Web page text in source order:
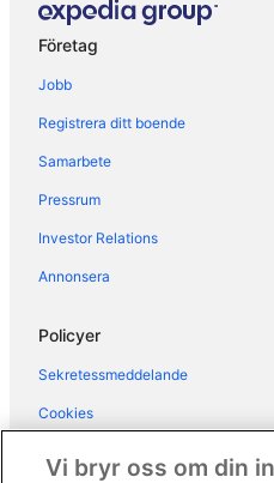
Hotell i närheten av La Cala Golf
B&B i Marbella
Fritidshus i Marbella
Gårdar i Marbella
Vandrarhem i Marbella
Lägenheter i Marbella
Lägenhetshotell i Marbella
Villor i Marbella
Hotell i New Golden Mile
Hotell i närheten av Nikki Beach
Hotell i Nueva Andalucia
Företag
Jobb
Registrera ditt boende
Samarbete
Pressrum
Investor Relations
Annonsera
Policyer
Sekretessmeddelande
Cookies
Vi bryr oss om din